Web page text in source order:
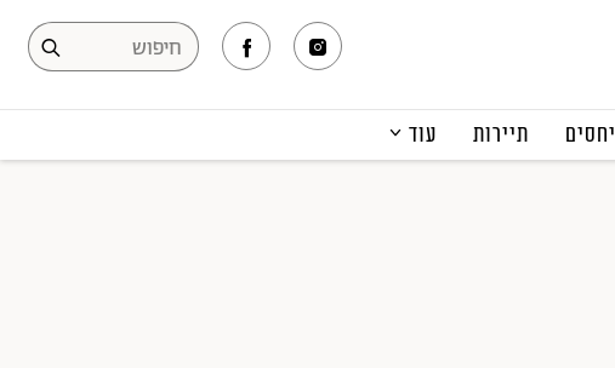
יחסים תיירות עוד